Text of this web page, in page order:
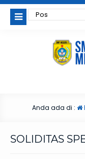
Anda ada di :
SOLIDITAS